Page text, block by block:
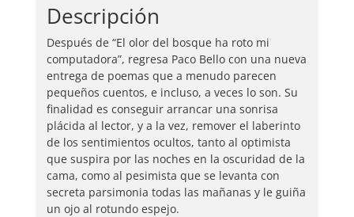
Descripción
Después de “El olor del bosque ha roto mi
computadora”, regresa Paco Bello con una nueva
entrega de poemas que a menudo parecen
pequeños cuentos, e incluso, a veces lo son. Su
finalidad es conseguir arrancar una sonrisa
plácida al lector, y a la vez, remover el laberinto
de los sentimientos ocultos, tanto al optimista
que suspira por las noches en la oscuridad de la
cama, como al pesimista que se levanta con
secreta parsimonia todas las mañanas y le guiña
un ojo al rotundo espejo.